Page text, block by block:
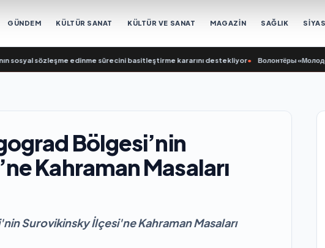
GÜNDEM KÜLTÜR SANAT KÜLTÜR VE SANAT MAGAZİN SAĞLIK
sosyal sözleşme edinme sürecini basitleştirme kararını destekliyor• Волонтёры «Молодой
Bölgesi’nin
Kahraman Masaları
Surovikinsky İlçesi'ne Kahraman Masaları